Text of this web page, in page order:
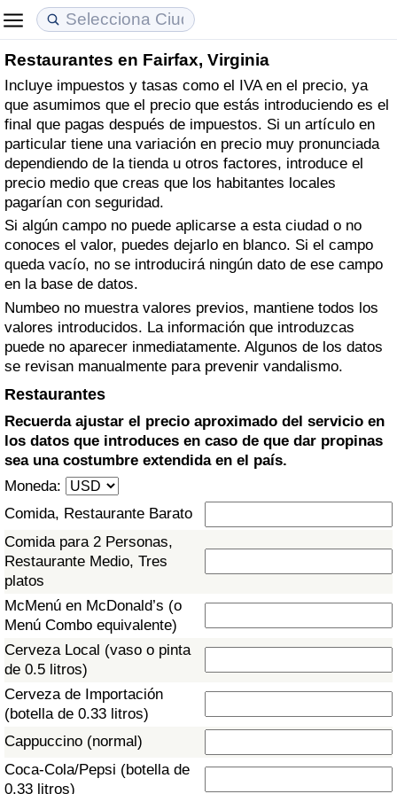
Restaurantes en Fairfax, Virginia
Incluye impuestos y tasas como el IVA en el precio, ya
que asumimos que el precio que estás introduciendo es el
final que pagas después de impuestos. Si un artículo en
particular tiene una variación en precio muy pronunciada
dependiendo de la tienda u otros factores, introduce el
precio medio que creas que los habitantes locales
pagarían con seguridad.
Si algún campo no puede aplicarse a esta ciudad o no
conoces el valor, puedes dejarlo en blanco. Si el campo
queda vacío, no se introducirá ningún dato de ese campo
en la base de datos.
Numbeo no muestra valores previos, mantiene todos los
valores introducidos. La información que introduzcas
puede no aparecer inmediatamente. Algunos de los datos
se revisan manualmente para prevenir vandalismo.
Restaurantes
Recuerda ajustar el precio aproximado del servicio en
los datos que introduces en caso de que dar propinas
sea una costumbre extendida en el país.
Moneda:
Comida, Restaurante Barato
Comida para 2 Personas,
Restaurante Medio, Tres
platos
McMenú en McDonald’s (o
Menú Combo equivalente)
Cerveza Local (vaso o pinta
de 0.5 litros)
Cerveza de Importación
(botella de 0.33 litros)
Cappuccino (normal)
Coca-Cola/Pepsi (botella de
0.33 litros)
Coste de vida
Índice de Costo de Vida (Actual)
Índice de Costo de Vida
Índice de costo de vida por país
en aqaba
Precios de las propiedades
Índice de Precios de Inmuebles (Actual)
Índice de Precios de Inmuebles
Índice de Precios de Inmuebles por País
Calidad de Vida
Índice de Calidad de Vida
Índice de Calidad de Vida (Actual)
Índice de calidad de vida por país
Delincuencia
Calificación del Índice de Criminalidad
(Actual)
Índice de Criminalidad
Índice de criminalidad por país
Sanidad
Índice de Sanidad (Actual)
Índice de Sanidad
Índice de Sanidad por País
Contaminación
Índice de Contaminación (Actual)
Índice de contaminación
Índice de Contaminación por País